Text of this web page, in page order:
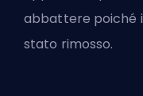
abbattere poiché
stato rimosso.